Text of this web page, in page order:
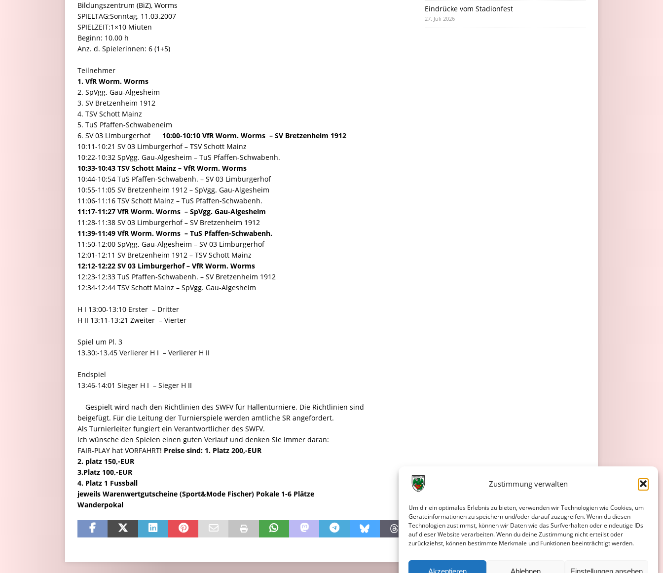
Zustimmung verwalten
Um dir ein optimales Erlebnis zu bieten, verwenden wir Technologien wie Cookies, um
Geräteinformationen zu speichern und/oder darauf zuzugreifen. Wenn du diesen
Technologien zustimmst, können wir Daten wie das Surfverhalten oder eindeutige IDs
auf dieser Website verarbeiten. Wenn du deine Zustimmung nicht erteilst oder
zurückziehst, können bestimmte Merkmale und Funktionen beeinträchtigt werden.
Akzeptieren Ablehnen Einstellungen ansehen
Bildungszentrum (BiZ), Worms
SPIELTAG:Sonntag, 11.03.2007
SPIELZEIT:1×10 Miuten
Beginn: 10.00 h
Anz. d. Spielerinnen: 6 (1+5)
Teilnehmer
1. VfR Worm. Worms
2. SpVgg. Gau-Algesheim
3. SV Bretzenheim 1912
4. TSV Schott Mainz
5. TuS Pfaffen-Schwabeneim
6. SV 03 Limburgerhof 10:00-10:10 VfR Worm. Worms – SV Bretzenheim 1912
10:11-10:21 SV 03 Limburgerhof – TSV Schott Mainz
10:22-10:32 SpVgg. Gau-Algesheim – TuS Pfaffen-Schwabenh.
10:33-10:43 TSV Schott Mainz – VfR Worm. Worms
10:44-10:54 TuS Pfaffen-Schwabenh. – SV 03 Limburgerhof
10:55-11:05 SV Bretzenheim 1912 – SpVgg. Gau-Algesheim
11:06-11:16 TSV Schott Mainz – TuS Pfaffen-Schwabenh.
11:17-11:27 VfR Worm. Worms – SpVgg. Gau-Algesheim
11:28-11:38 SV 03 Limburgerhof – SV Bretzenheim 1912
11:39-11:49 VfR Worm. Worms – TuS Pfaffen-Schwabenh.
11:50-12:00 SpVgg. Gau-Algesheim – SV 03 Limburgerhof
12:01-12:11 SV Bretzenheim 1912 – TSV Schott Mainz
12:12-12:22 SV 03 Limburgerhof – VfR Worm. Worms
12:23-12:33 TuS Pfaffen-Schwabenh. – SV Bretzenheim 1912
12:34-12:44 TSV Schott Mainz – SpVgg. Gau-Algesheim
H I 13:00-13:10 Erster – Dritter
H II 13:11-13:21 Zweiter – Vierter
Spiel um Pl. 3
13.30:-13.45 Verlierer H I – Verlierer H II
Endspiel
13:46-14:01 Sieger H I – Sieger H II
Gespielt wird nach den Richtlinien des SWFV für Hallenturniere. Die Richtlinien sind
beigefügt. Für die Leitung der Turnierspiele werden amtliche SR angefordert.
Als Turnierleiter fungiert ein Verantwortlicher des SWFV.
Ich wünsche den Spielen einen guten Verlauf und denken Sie immer daran:
FAIR-PLAY hat VORFAHRT! Preise sind: 1. Platz 200,-EUR
2. platz 150,-EUR
3.Platz 100,-EUR
4. Platz 1 Fussball
jeweils Warenwertgutscheine (Sport&Mode Fischer) Pokale 1-6 Plätze
Wanderpokal
Eindrücke vom Stadionfest
27. Juli 2026